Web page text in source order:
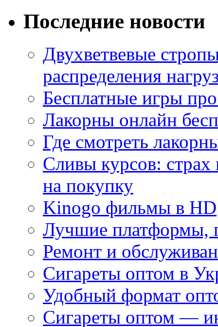
Последние новости
Двухветвевые
распределения
Бесплатные игры
Лакорны онлайн
Где смотреть
Сливы курсов:
на покупку
Kinogo фильмы в HD
Лучшие платформы,
Ремонт и
Сигареты оптом в
Удобный формат
Сигареты оптом —